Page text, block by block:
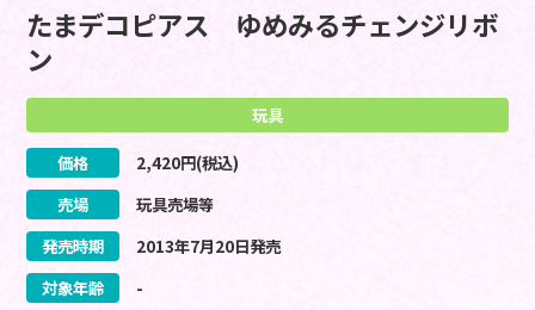
たまデコピアス ゆめみるチェンジリボ
ン
玩具
価格 2,420円(税込)
売場
玩具売場等
発売時期
2013年7月20日発売
対象年齢
-